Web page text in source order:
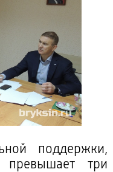
поддержки,
три